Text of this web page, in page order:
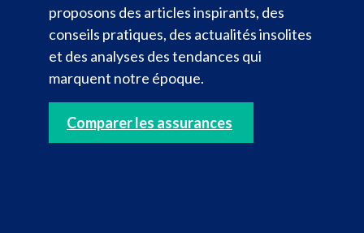
proposons des articles inspirants, des
conseils pratiques, des actualités insolites
et des analyses des tendances qui
marquent notre époque.
Comparer les assurances